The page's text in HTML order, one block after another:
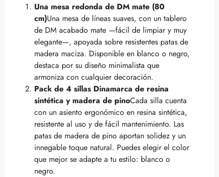
Una mesa redonda de DM mate (80
cm)Una mesa de líneas suaves, con un tablero
de DM acabado mate —fácil de limpiar y muy
elegante—, apoyada sobre resistentes patas de
madera maciza. Disponible en blanco o negro,
destaca por su diseño minimalista que
armoniza con cualquier decoración.
Pack de 4 sillas Dinamarca de resina
sintética y madera de pinoCada silla cuenta
con un asiento ergonómico en resina sintética,
resistente al uso y de fácil mantenimiento. Las
patas de madera de pino aportan solidez y un
innegable toque natural. Puedes elegir el color
que mejor se adapte a tu estilo: blanco o
negro.